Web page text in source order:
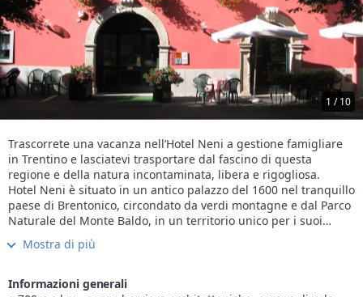
1 / 10
Trascorrete una vacanza nell’Hotel Neni a gestione famigliare
in Trentino e lasciatevi trasportare dal fascino di questa
regione e della natura incontaminata, libera e rigogliosa.
Hotel Neni è situato in un antico palazzo del 1600 nel tranquillo
paese di Brentonico, circondato da verdi montagne e dal Parco
Naturale del Monte Baldo, in un territorio unico per i suoi
colori, profumi e sapori che vi cattureranno fin da subito.
Suggestive escursioni, momenti di riposo, relax e benessere
stanze, il centro benessere, la piscina, gli ambienti dell’Hotel, e
Mostra di più
Informazioni generali